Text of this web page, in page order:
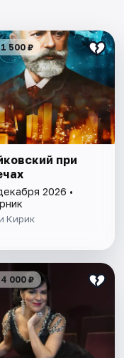
500 ₽
при
2026 •
Кирик
000 ₽